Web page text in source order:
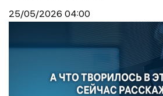
25/05/2026 04:00